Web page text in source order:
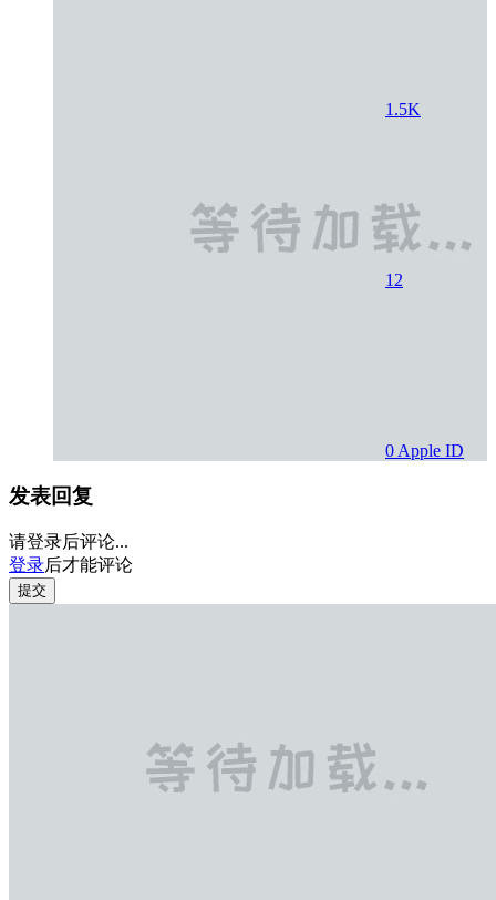
1.5K
12
0 Apple ID
发表回复
请登录后评论...
登录后才能评论
提交